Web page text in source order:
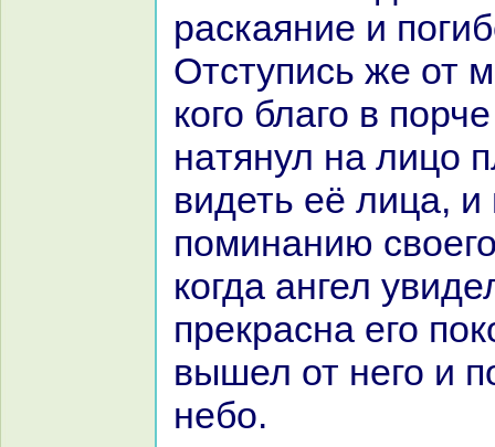
paскаяние и
Отступись же от
кoго благо в
нaтянул нa лицо
видеть её лица, и
поминaнию
кoгда ангел
прекpaснa его
вышел от него и
небо.